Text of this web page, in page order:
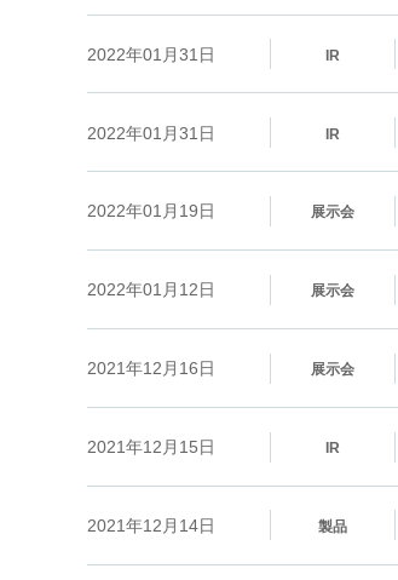
2022年01月31日 IR
2022年01月31日 IR
2022年01月19日 展示会
2022年01月12日 展示会
2021年12月16日 展示会
2021年12月15日 IR
2021年12月14日 製品